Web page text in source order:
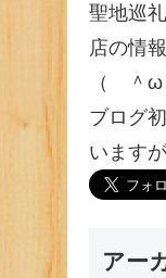
聖地巡
店の情
（ ＾ω
ブログ
います
アー